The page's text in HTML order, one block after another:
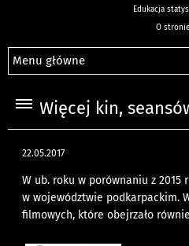
Edukacja
O stronie
Menu główne
Więcej kin,
22.05.2017
W ub. roku w porównaniu z 2015
w województwie podkarpackim.
filmowych, które obejrzało